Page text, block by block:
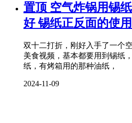
置顶 空气炸锅用锡
好 锡纸正反面的使
双十二打折，刚好入手了一个
美食视频，基本都要用到锡纸
纸，有烤箱用的那种油纸，
2024-11-09